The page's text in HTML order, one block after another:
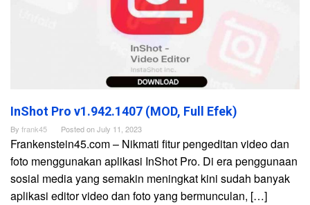
InShot Pro v1.942.1407 (MOD, Full Efek)
By frank45 Posted onJuly 11, 2023
Frankenstein45.com – Nikmati fitur pengeditan video dan
foto menggunakan aplikasi InShot Pro. Di era penggunaan
sosial media yang semakin meningkat kini sudah banyak
aplikasi editor video dan foto yang bermunculan, […]